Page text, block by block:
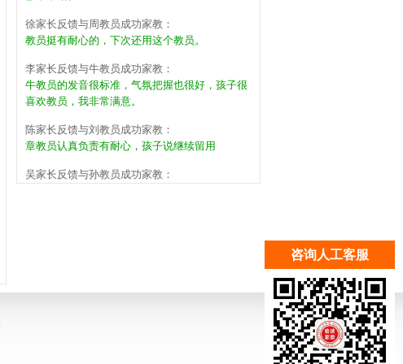
徐家长反馈与周教员成功家教：
教员挺有耐心的，下次还用这个教员。
李家长反馈与牛教员成功家教：
牛教员的发音很标准，气氛把握也很好，孩子很
喜欢教员，我非常满意。
陈家长反馈与刘教员成功家教：
章教员认真负责有耐心，孩子说继续留用
吴家长反馈与孙教员成功家教：
孩子说孙教员的思路很清晰明白，约了继续
周教员挺有耐心的，下次还用这个教员。
咨询人工客服